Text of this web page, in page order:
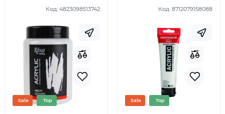
Код: 4823098513742
Sale Top
Код: 8712079158088
Sale Top